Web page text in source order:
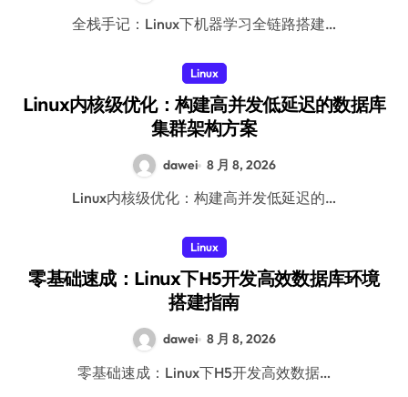
全栈手记：Linux下机器学习全链路搭建…
Linux
Linux内核级优化：构建高并发低延迟的数据库
集群架构方案
dawei 8 月 8, 2026
Linux内核级优化：构建高并发低延迟的…
Linux
零基础速成：Linux下H5开发高效数据库环境
搭建指南
dawei 8 月 8, 2026
零基础速成：Linux下H5开发高效数据…